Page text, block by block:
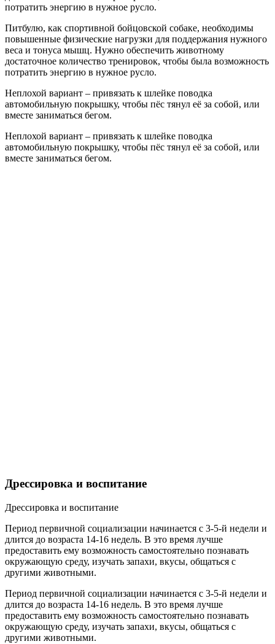
потратить энергию в нужное русло.
Питбулю, как спортивной бойцовской собаке, необходимы
повышенные физические нагрузки для поддержания нужного
веса и тонуса мышц. Нужно обеспечить животному
достаточное количество тренировок, чтобы была возможность
потратить энергию в нужное русло.
Неплохой вариант – привязать к шлейке поводка
автомобильную покрышку, чтобы пёс тянул её за собой, или
вместе заниматься бегом.
Неплохой вариант – привязать к шлейке поводка
автомобильную покрышку, чтобы пёс тянул её за собой, или
вместе заниматься бегом.
Дрессировка и воспитание
Дрессировка и воспитание
Период первичной социализации начинается с 3-5-й недели и
длится до возраста 14-16 недель. В это время лучше
предоставить ему возможность самостоятельно познавать
окружающую среду, изучать запахи, вкусы, общаться с
другими животными.
Период первичной социализации начинается с 3-5-й недели и
длится до возраста 14-16 недель. В это время лучше
предоставить ему возможность самостоятельно познавать
окружающую среду, изучать запахи, вкусы, общаться с
другими животными.